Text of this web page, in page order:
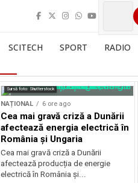
SCITECH SPORT RADIO
Sursă foto: Shutterstock
NAȚIONAL 6 ore ago
Cea mai gravă criză a Dunării
afectează energia electrică în
România și Ungaria
Cea mai gravă criză a Dunării
afectează producția de energie
electrică în România și...